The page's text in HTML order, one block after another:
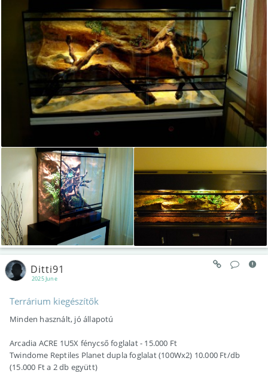
2025 June
Ditti91
Terrárium kiegészítők
Minden használt, jó állapotú
Arcadia ACRE 1U5X fénycső foglalat - 15.000 Ft
Twindome Reptiles Planet dupla foglalat (100Wx2) 10.000 Ft/db
(15.000 Ft a 2 db együtt)